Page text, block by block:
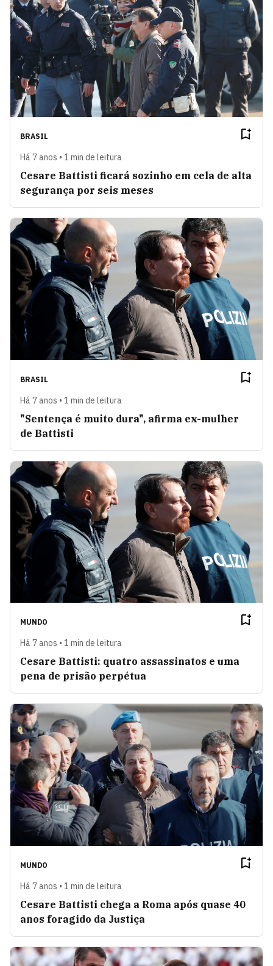
BRASIL
Há 7 anos • 1 min de leitura
Cesare Battisti ficará sozinho em cela de alta
segurança por seis meses
BRASIL
Há 7 anos • 1 min de leitura
"Sentença é muito dura", afirma ex-mulher
de Battisti
MUNDO
Há 7 anos • 1 min de leitura
Cesare Battisti: quatro assassinatos e uma
pena de prisão perpétua
MUNDO
Há 7 anos • 1 min de leitura
Cesare Battisti chega a Roma após quase 40
anos foragido da Justiça